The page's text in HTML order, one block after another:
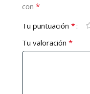
con *
Tu puntuación *
Tu valoración *